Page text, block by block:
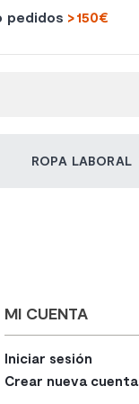
pedidos >150€
ROPA LABORAL
MI CUENTA
Iniciar sesión
Crear nueva cuenta